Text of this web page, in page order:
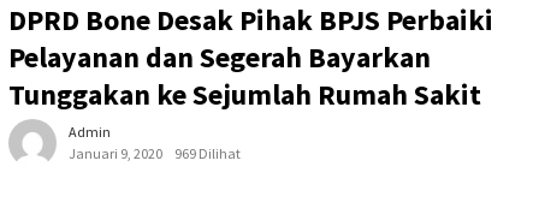
DPRD Bone Desak Pihak BPJS Perbaiki
Pelayanan dan Segerah Bayarkan
Tunggakan ke Sejumlah Rumah Sakit
Admin
Januari 9, 2020
969 Dilihat